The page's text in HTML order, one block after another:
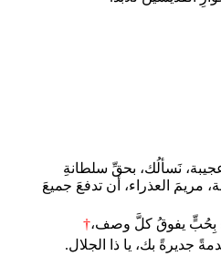
عجيبة، نَسألُك، بحقِّ سلطانةِ
مريمَ العذراء، أن تدفعَ جميعَ
بِحُبٍّ يفوقُ كلَّ وصف،†
جديرةً بك، يا ذا الجلال.